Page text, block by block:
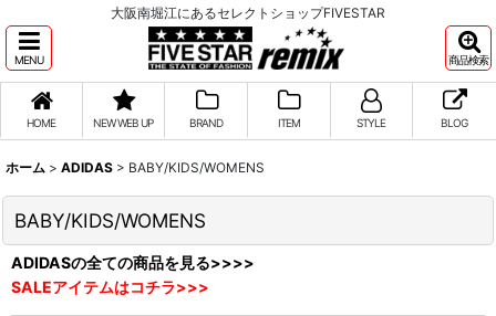
大阪南堀江にあるセレクトショップFIVESTAR
MENU 商品検索
HOME NEW WEB UP BRAND ITEM STYLE BLOG
ホーム > ADIDAS > BABY/KIDS/WOMENS
BABY/KIDS/WOMENS
ADIDASの全ての商品を見る>>>>
SALEアイテムはコチラ>>>